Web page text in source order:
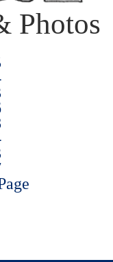
Photos